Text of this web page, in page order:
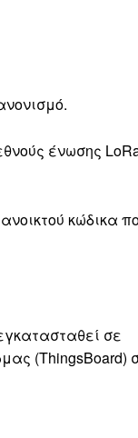
ένωσης
κώδικα
σε
(ThingsBoard)